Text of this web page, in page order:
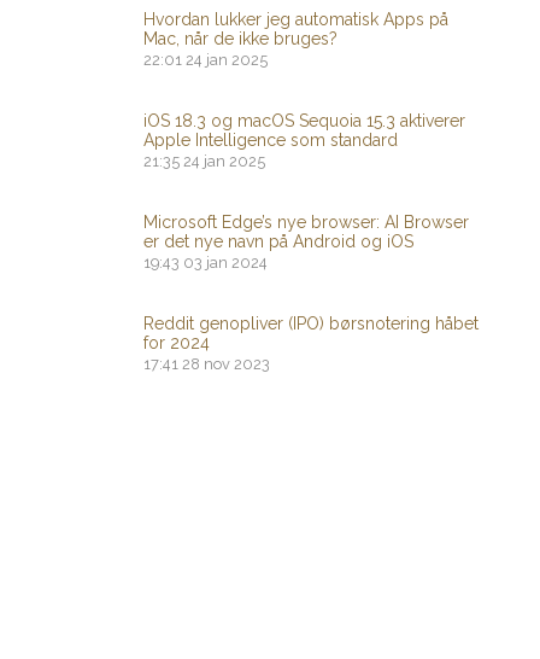
Hvordan lukker jeg automatisk Apps på
Mac, når de ikke bruges?
22:01 24 jan 2025
iOS 18.3 og macOS Sequoia 15.3 aktiverer
Apple Intelligence som standard
21:35 24 jan 2025
Microsoft Edge’s nye browser: AI Browser
er det nye navn på Android og iOS
19:43 03 jan 2024
Reddit genopliver (IPO) børsnotering håbet
for 2024
17:41 28 nov 2023